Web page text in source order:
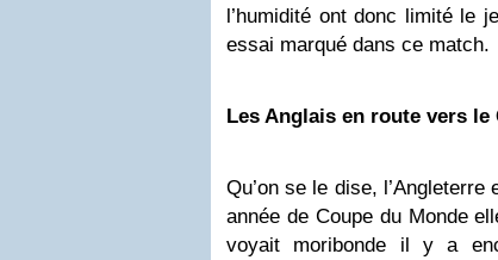
l’humidité ont donc limité le
essai marqué dans ce match.
Les Anglais en route vers le
Qu’on se le dise,
année de Coupe du Monde
voyait moribonde il y a